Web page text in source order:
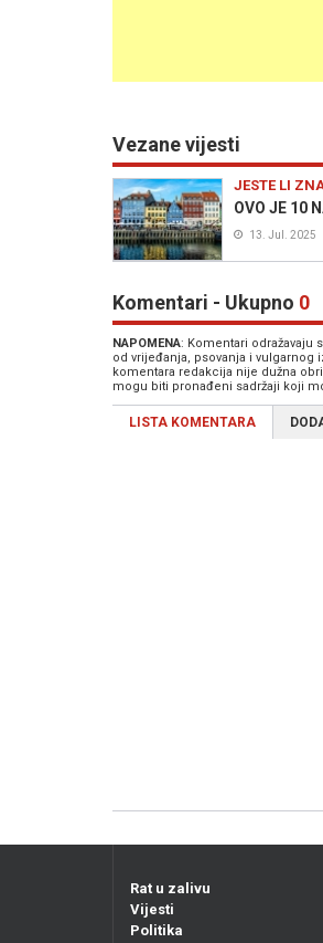
Vezane vijesti
JESTE LI
OVO JE 10
13. Jul. 2025
Komentari - Ukupno 0
NAPOMENA: Komentari odražavaju
od vrijeđanja, psovanja i vulgarnog
komentara redakcija nije dužna
mogu biti pronađeni sadržaji koji
LISTA KOMENTARA
Rat u zalivu
Vijesti
Politika